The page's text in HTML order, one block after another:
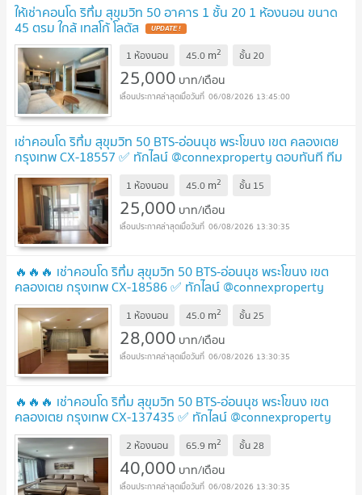
ให้เช่าคอนโด ริทึ่ม สุขุมวิท 50 อาคาร 1 ชั้น 20 1 ห้องนอน ขนาด
45 ตรม ใกล้ เทสโก้ โลตัส UPDATE !
1 ห้องนอน 45.0 m2 ชั้น20
25,000 บาท/เดือน
06/08/2026 13:45:00
เช่าคอนโด ริทึ่ม สุขุมวิท 50 BTS-อ่อนนุช พระโขนง เขต คลองเตย
กรุงเทพ CX-18557 ✅ ทักไลน์ @connexproperty ตอบทันที ทีม
งานมืออาชีพ ✅ UPDATE !
1 ห้องนอน 45.0 m2 ชั้น 15
25,000 บาท/เดือน
06/08/2026 13:30:35
🔥🔥🔥 เช่าคอนโด ริทึ่ม สุขุมวิท 50 BTS-อ่อนนุช พระโขนง เขต
คลองเตย กรุงเทพ CX-18586 ✅ ทักไลน์ @connexproperty
ตอบทันที ทีมงานมืออาชีพ ✅ 🔥🔥🔥
1 ห้องนอน 45.0 m2 ชั้น25
28,000 บาท/เดือน
06/08/2026 13:30:35
🔥🔥🔥 เช่าคอนโด ริทึ่ม สุขุมวิท 50 BTS-อ่อนนุช พระโขนง เขต
คลองเตย กรุงเทพ CX-137435 ✅ ทักไลน์ @connexproperty
ตอบทันที ทีมงานมืออาชีพ ✅ 🔥🔥🔥
2 ห้องนอน 65.9 m2 ชั้น28
40,000 บาท/เดือน
06/08/2026 13:30:35